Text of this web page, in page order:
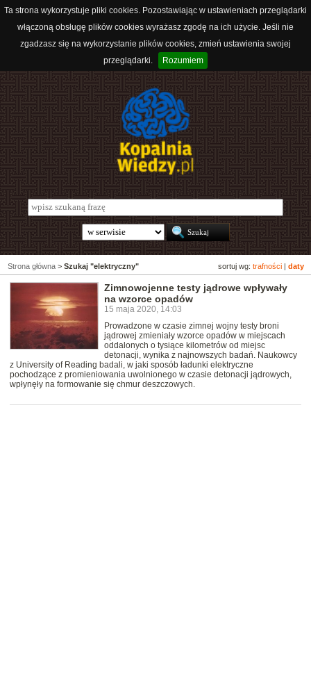
Ta strona wykorzystuje pliki cookies. Pozostawiając w ustawieniach przeglądarki
włączoną obsługę plików cookies wyrażasz zgodę na ich użycie. Jeśli nie
zgadzasz się na wykorzystanie plików cookies, zmień ustawienia swojej
przeglądarki.
Rozumiem
sortuj wg: trafności daty
Strona główna > Szukaj "elektryczny"
Zimnowojenne testy jądrowe wpływały
na wzorce opadów
15 maja 2020, 14:03
Prowadzone w czasie zimnej wojny testy broni
jądrowej zmieniały wzorce opadów w miejscach
oddalonych o tysiące kilometrów od miejsc
detonacji, wynika z najnowszych badań. Naukowcy
z University of Reading badali, w jaki sposób ładunki elektryczne
pochodzące z promieniowania uwolnionego w czasie detonacji jądrowych,
wpłynęły na formowanie się chmur deszczowych.